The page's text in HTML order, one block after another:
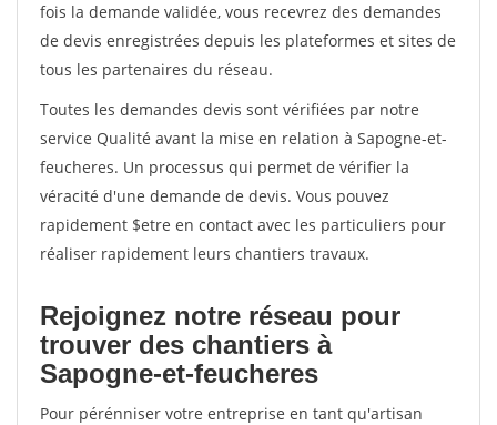
fois la demande validée, vous recevrez des demandes
de devis enregistrées depuis les plateformes et sites de
tous les partenaires du réseau.
Toutes les demandes devis sont vérifiées par notre
service Qualité avant la mise en relation à Sapogne-et-
feucheres. Un processus qui permet de vérifier la
véracité d'une demande de devis. Vous pouvez
rapidement $etre en contact avec les particuliers pour
réaliser rapidement leurs chantiers travaux.
Rejoignez notre réseau pour
trouver des chantiers à
Sapogne-et-feucheres
Pour pérénniser votre entreprise en tant qu'artisan